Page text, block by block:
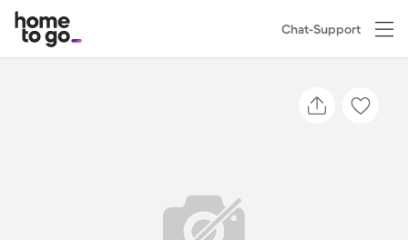
Chat-Support